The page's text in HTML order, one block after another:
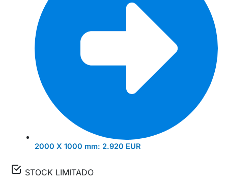
2000 X 1000 mm: 2.920 EUR
STOCK LIMITADO